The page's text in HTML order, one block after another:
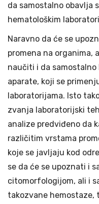
da samostalno obavlja
hematološkim
Naravno da će se
promena na organima,
naučiti i da
aparate, koji se
laboratorijama. Isto
zvanja laboratorijski
analize predviđeno da
različitim vrstama
koje se javljaju kod
se da će se upoznati i
citomorfologijom, ali i
takozvane hemostaze,